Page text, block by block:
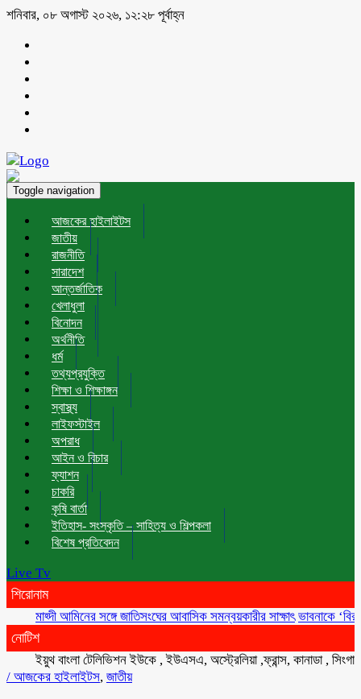
শনিবার, ০৮ অগাস্ট ২০২৬, ১২:২৮ পূর্বাহ্ন
Toggle navigation
আজকের হাইলাইটস
জাতীয়
রাজনীতি
সারাদেশ
আন্তর্জাতিক
খেলাধুলা
বিনোদন
অর্থনীতি
ধর্ম
তথ্যপ্রযুক্তি
শিক্ষা ও শিক্ষাঙ্গন
স্বাস্থ্য
লাইফস্টাইল
অপরাধ
আইন ও বিচার
ফ্যাশন
চাকরি
কৃষি বার্তা
ইতিহাস- সংস্কৃতি – সাহিত্য ও শিল্পকলা
বিশেষ প্রতিবেদন
Live Tv
শিরোনাম
মাহ্দী আমিনের সঙ্গে জাতিসংঘের আবাসিক সমন্বয়কারীর সাক্ষাৎ ভাবনাকে ‘বিরল
নোটিশ
ইয়ুথ বাংলা টেলিভিশন ইউকে , ইউএসএ, অস্ট্রেলিয়া ,ফ্রান্স, কানাডা , সিংগাপুর ,
/ আজকের হাইলাইটস, জাতীয়